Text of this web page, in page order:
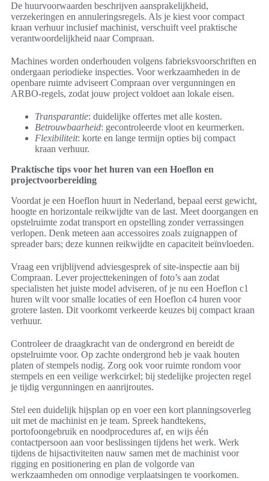
De huurvoorwaarden beschrijven aansprakelijkheid,
verzekeringen en annuleringsregels. Als je kiest voor compact
kraan verhuur inclusief machinist, verschuift veel praktische
verantwoordelijkheid naar Compraan.
Machines worden onderhouden volgens fabrieksvoorschriften en
ondergaan periodieke inspecties. Voor werkzaamheden in de
openbare ruimte adviseert Compraan over vergunningen en
ARBO-regels, zodat jouw project voldoet aan lokale eisen.
Transparantie: duidelijke offertes met alle kosten.
Betrouwbaarheid: gecontroleerde vloot en keurmerken.
Flexibiliteit: korte en lange termijn opties bij compact
kraan verhuur.
Praktische tips voor het huren van een Hoeflon en
projectvoorbereiding
Voordat je een Hoeflon huurt in Nederland, bepaal eerst gewicht,
hoogte en horizontale reikwijdte van de last. Meet doorgangen en
opstelruimte zodat transport en opstelling zonder verrassingen
verlopen. Denk meteen aan accessoires zoals zuignappen of
spreader bars; deze kunnen reikwijdte en capaciteit beïnvloeden.
Vraag een vrijblijvend adviesgesprek of site-inspectie aan bij
Compraan. Lever projecttekeningen of foto’s aan zodat
specialisten het juiste model adviseren, of je nu een Hoeflon c1
huren wilt voor smalle locaties of een Hoeflon c4 huren voor
grotere lasten. Dit voorkomt verkeerde keuzes bij compact kraan
verhuur.
Controleer de draagkracht van de ondergrond en bereidt de
opstelruimte voor. Op zachte ondergrond heb je vaak houten
platen of stempels nodig. Zorg ook voor ruimte rondom voor
stempels en een veilige werkcirkel; bij stedelijke projecten regel
je tijdig vergunningen en aanrijroutes.
Stel een duidelijk hijsplan op en voer een kort planningsoverleg
uit met de machinist en je team. Spreek handtekens,
portofoongebruik en noodprocedures af, en wijs één
contactpersoon aan voor beslissingen tijdens het werk. Werk
tijdens de hijsactiviteiten nauw samen met de machinist voor
rigging en positionering en plan de volgorde van
werkzaamheden om onnodige verplaatsingen te voorkomen.